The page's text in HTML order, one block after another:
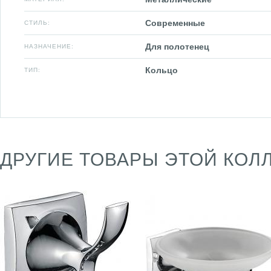
СТИЛЬ: Современные
НАЗНАЧЕНИЕ: Для полотенец
ТИП: Кольцо
ДРУГИЕ ТОВАРЫ ЭТОЙ